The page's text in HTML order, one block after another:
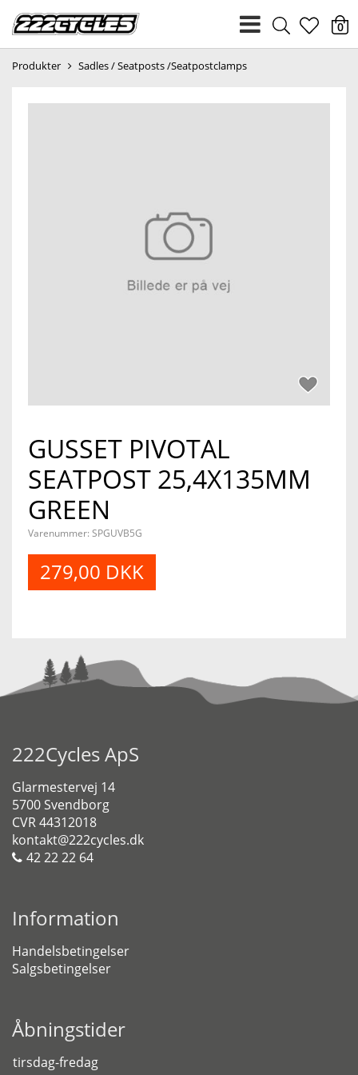
heart
0
Produkter Sadles / Seatposts /Seatpostclamps
GUSSET PIVOTAL
SEATPOST 25,4X135MM
GREEN
Varenummer: SPGUVB5G
279,00 DKK
222Cycles ApS
Glarmestervej 14
5700 Svendborg
CVR 44312018
kontakt@222cycles.dk
42 22 22 64
Information
Handelsbetingelser
Salgsbetingelser
Åbningstider
tirsdag-fredag